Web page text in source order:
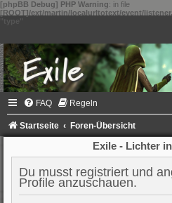
[phpBB Debug] PHP Warning: in file
[ROOT]/ext/martin/localurltotext/event/
FAQ Regeln
Startseite Foren-Übersicht
Exile - Lichter
Du musst registriert und
Profile anzuschauen.